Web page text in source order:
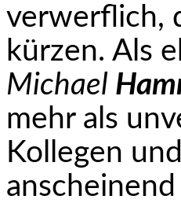
verwerflich,
kürzen. Als
Michael
mehr als
Kollegen